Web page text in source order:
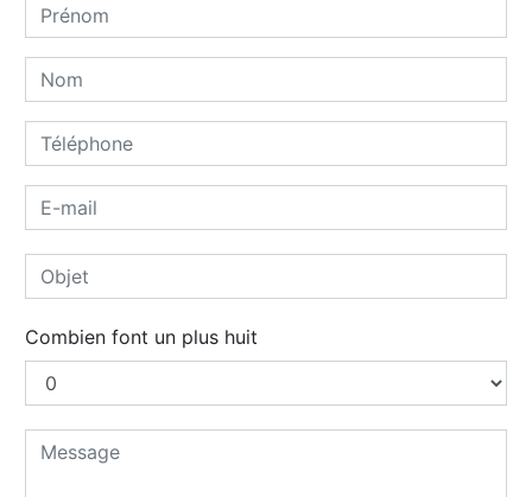
Combien font un plus huit